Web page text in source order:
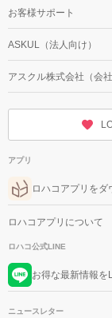
お客様サポート
ASKUL（法人向け）
アスクル株式会社（会社
アプリ
ロハコアプリをダ
ロハコアプリについて
ロハコ公式LINE
お得な最新情報を
ニュースレター